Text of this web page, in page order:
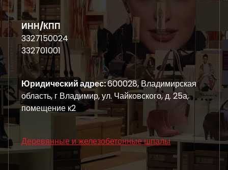
ИНН/КПП
3327150024
332701001
Юридический адрес:600028, Владимирская
область, г Владимир, ул. Чайковского, д. 25а,
помещение к2
Деревянные и железобетонные шпалы